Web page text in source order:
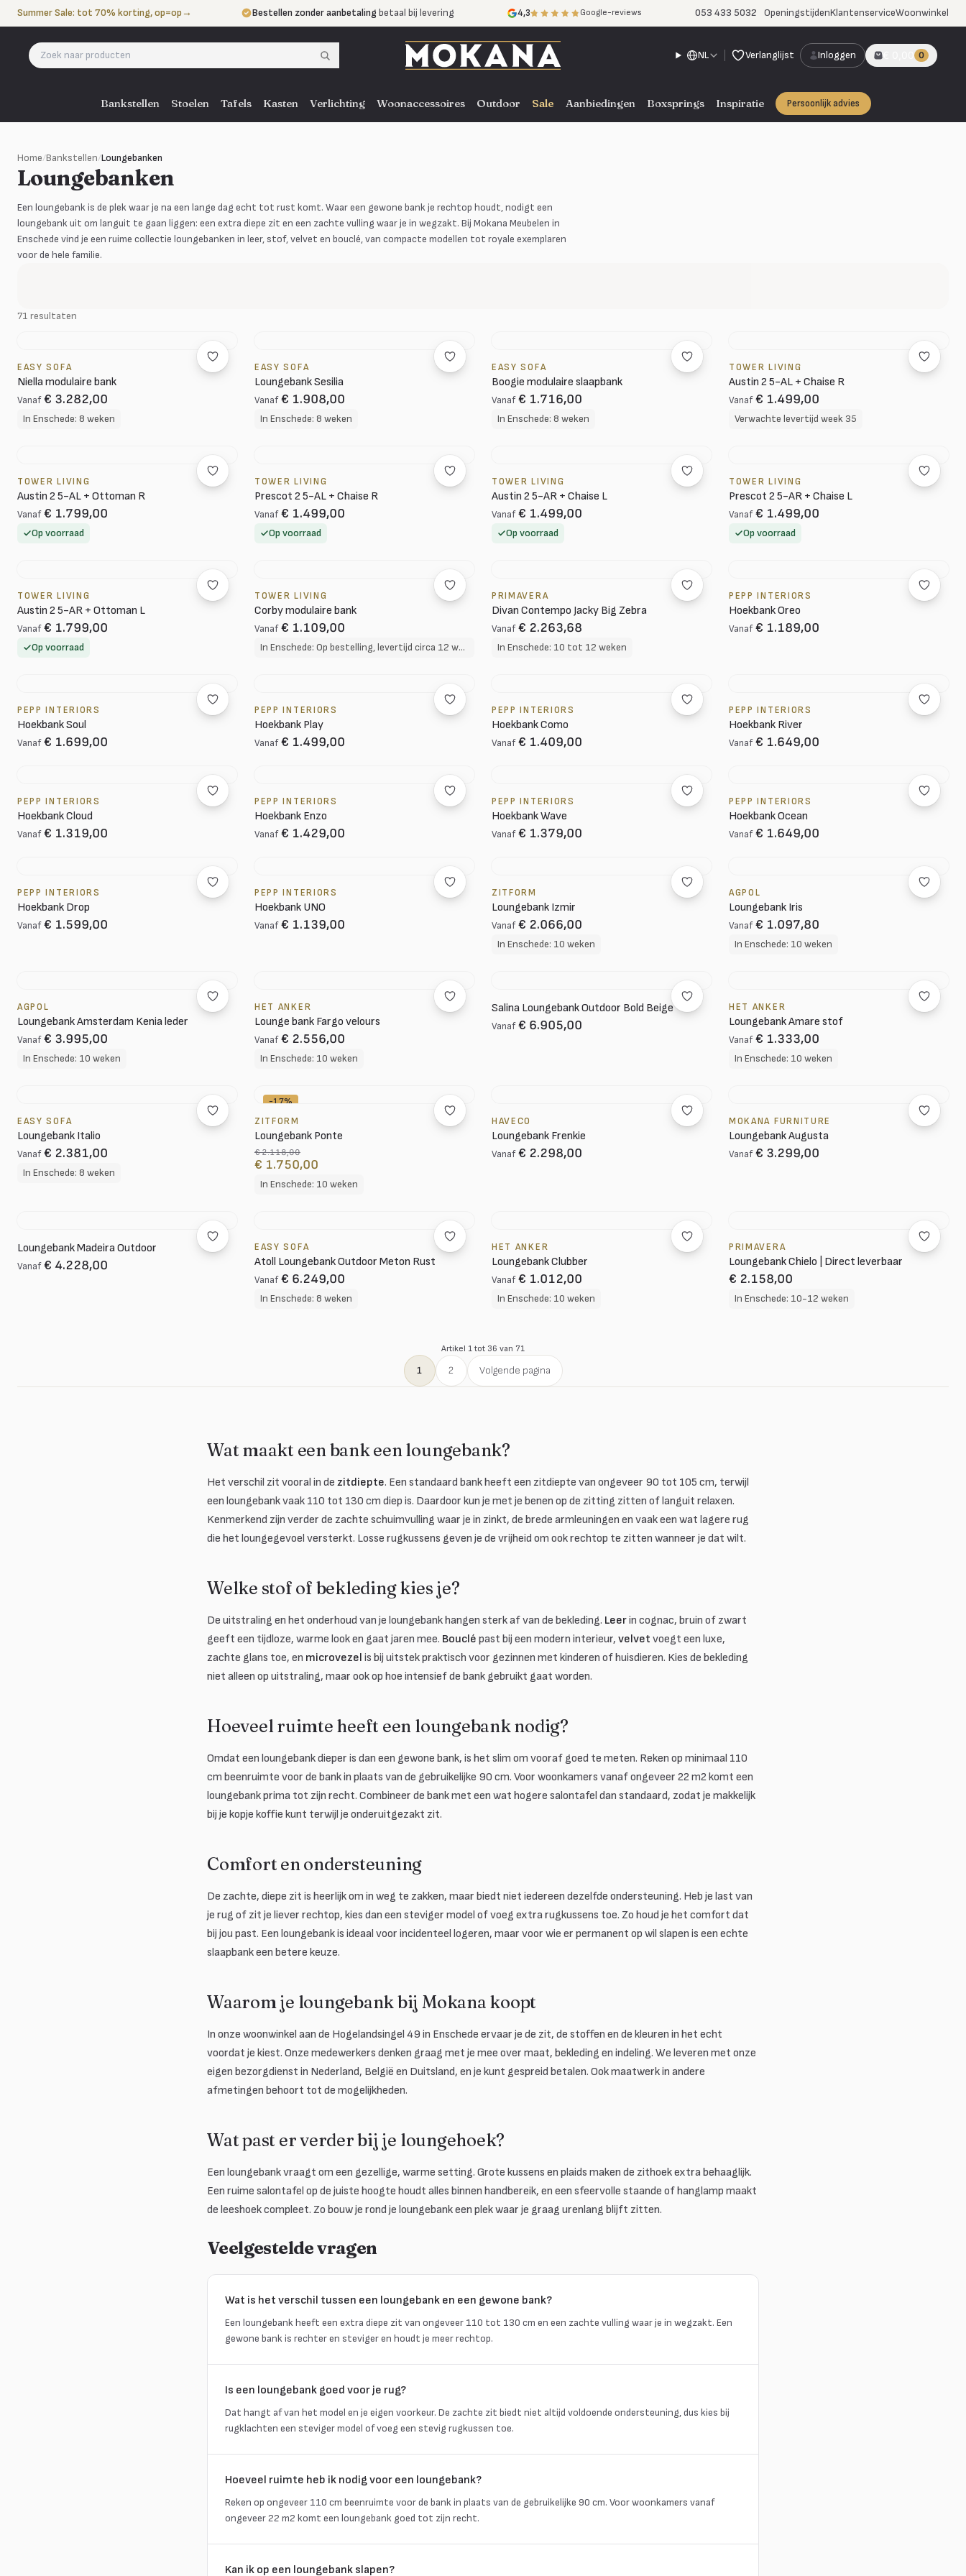
Naar de inhoud
Summer Sale: tot 70% korting, op=op→ Bestellen zonder aanbetaling betaal bij levering
Eigen bezorgdienst door heel NL, BE en DE
4,3 Google-reviews 053 433 5032 OpeningstijdenKlantenserviceWoonwinkel
NL Verlanglijst Inloggen € 0,00 0
Bankstellen Stoelen Tafels Kasten Verlichting Woonaccessoires Outdoor Sale Aanbiedingen Boxsprings Inspiratie Persoonlijk advies
Home/Bankstellen/Loungebanken
Loungebanken
Een loungebank is de plek waar je na een lange dag echt tot rust komt. Waar een gewone bank je rechtop houdt, nodigt een
loungebank uit om languit te gaan liggen: een extra diepe zit en een zachte vulling waar je in wegzakt. Bij Mokana Meubelen in
Enschede vind je een ruime collectie loungebanken in leer, stof, velvet en bouclé, van compacte modellen tot royale exemplaren
voor de hele familie.
71 resultaten
EASY SOFA
Niella modulaire bank
Vanaf € 3.282,00
In Enschede: 8 weken
EASY SOFA
Loungebank Sesilia
Vanaf € 1.908,00
In Enschede: 8 weken
EASY SOFA
Boogie modulaire slaapbank
Vanaf € 1.716,00
In Enschede: 8 weken
TOWER LIVING
Austin 2 5-AL + Chaise R
Vanaf € 1.499,00
Verwachte levertijd week 35
TOWER LIVING
Austin 2 5-AL + Ottoman R
Vanaf € 1.799,00
Op voorraad
TOWER LIVING
Prescot 2 5-AL + Chaise R
Vanaf € 1.499,00
Op voorraad
TOWER LIVING
Austin 2 5-AR + Chaise L
Vanaf € 1.499,00
Op voorraad
TOWER LIVING
Prescot 2 5-AR + Chaise L
Vanaf € 1.499,00
Op voorraad
TOWER LIVING
Austin 2 5-AR + Ottoman L
Vanaf € 1.799,00
Op voorraad
TOWER LIVING
Corby modulaire bank
Vanaf € 1.109,00
In Enschede: Op bestelling, levertijd circa 12 weken
PRIMAVERA
Divan Contempo Jacky Big Zebra
Vanaf € 2.263,68
In Enschede: 10 tot 12 weken
PEPP INTERIORS
Hoekbank Oreo
Vanaf € 1.189,00
PEPP INTERIORS
Hoekbank Soul
Vanaf € 1.699,00
PEPP INTERIORS
Hoekbank Play
Vanaf € 1.499,00
PEPP INTERIORS
Hoekbank Como
Vanaf € 1.409,00
PEPP INTERIORS
Hoekbank River
Vanaf € 1.649,00
PEPP INTERIORS
Hoekbank Cloud
Vanaf € 1.319,00
PEPP INTERIORS
Hoekbank Enzo
Vanaf € 1.429,00
PEPP INTERIORS
Hoekbank Wave
Vanaf € 1.379,00
PEPP INTERIORS
Hoekbank Ocean
Vanaf € 1.649,00
PEPP INTERIORS
Hoekbank Drop
Vanaf € 1.599,00
PEPP INTERIORS
Hoekbank UNO
Vanaf € 1.139,00
ZITFORM
Loungebank Izmir
Vanaf € 2.066,00
In Enschede: 10 weken
AGPOL
Loungebank Iris
Vanaf € 1.097,80
In Enschede: 10 weken
AGPOL
Loungebank Amsterdam Kenia leder
Vanaf € 3.995,00
In Enschede: 10 weken
HET ANKER
Lounge bank Fargo velours
Vanaf € 2.556,00
In Enschede: 10 weken
Salina Loungebank Outdoor Bold Beige
Vanaf € 6.905,00
HET ANKER
Loungebank Amare stof
Vanaf € 1.333,00
In Enschede: 10 weken
EASY SOFA
Loungebank Italio
Vanaf € 2.381,00
In Enschede: 8 weken
-17%
ZITFORM
Loungebank Ponte
€ 2.118,00
€ 1.750,00
In Enschede: 10 weken
HAVECO
Loungebank Frenkie
Vanaf € 2.298,00
MOKANA FURNITURE
Loungebank Augusta
Vanaf € 3.299,00
Loungebank Madeira Outdoor
Vanaf € 4.228,00
EASY SOFA
Atoll Loungebank Outdoor Meton Rust
Vanaf € 6.249,00
In Enschede: 8 weken
HET ANKER
Loungebank Clubber
Vanaf € 1.012,00
In Enschede: 10 weken
PRIMAVERA
Loungebank Chielo | Direct leverbaar
€ 2.158,00
In Enschede: 10-12 weken
Artikel 1 tot 36 van 71
1 2 Volgende pagina
Wat maakt een bank een loungebank?
Het verschil zit vooral in de zitdiepte. Een standaard bank heeft een zitdiepte van ongeveer 90 tot 105 cm, terwijl
een loungebank vaak 110 tot 130 cm diep is. Daardoor kun je met je benen op de zitting zitten of languit relaxen.
Kenmerkend zijn verder de zachte schuimvulling waar je in zinkt, de brede armleuningen en vaak een wat lagere rug
die het loungegevoel versterkt. Losse rugkussens geven je de vrijheid om ook rechtop te zitten wanneer je dat wilt.
Welke stof of bekleding kies je?
De uitstraling en het onderhoud van je loungebank hangen sterk af van de bekleding. Leerin cognac, bruin of zwart
geeft een tijdloze, warme look en gaat jaren mee. Bouclé past bij een modern interieur, velvet voegt een luxe,
zachte glans toe, en microvezel is bij uitstek praktisch voor gezinnen met kinderen of huisdieren. Kies de bekleding
niet alleen op uitstraling, maar ook op hoe intensief de bank gebruikt gaat worden.
Hoeveel ruimte heeft een loungebank nodig?
Omdat een loungebank dieper is dan een gewone bank, is het slim om vooraf goed te meten. Reken op minimaal 110
cm beenruimte voor de bank in plaats van de gebruikelijke 90 cm. Voor woonkamers vanaf ongeveer 22 m2 komt een
loungebank prima tot zijn recht. Combineer de bank met een wat hogere salontafel dan standaard, zodat je makkelijk
bij je kopje koffie kunt terwijl je onderuitgezakt zit.
Comfort en ondersteuning
De zachte, diepe zit is heerlijk om in weg te zakken, maar biedt niet iedereen dezelfde ondersteuning. Heb je last van
je rug of zit je liever rechtop, kies dan een steviger model of voeg extra rugkussens toe. Zo houd je het comfort dat
bij jou past. Een loungebank is ideaal voor incidenteel logeren, maar voor wie er permanent op wil slapen is een echte
slaapbank een betere keuze.
Waarom je loungebank bij Mokana koopt
In onze woonwinkel aan de Hogelandsingel 49 in Enschede ervaar je de zit, de stoffen en de kleuren in het echt
voordat je kiest. Onze medewerkers denken graag met je mee over maat, bekleding en indeling. We leveren met onze
eigen bezorgdienst in Nederland, België en Duitsland, en je kunt gespreid betalen. Ook maatwerk in andere
afmetingen behoort tot de mogelijkheden.
Wat past er verder bij je loungehoek?
Een loungebank vraagt om een gezellige, warme setting. Grote kussens en plaids maken de zithoek extra behaaglijk.
Een ruime salontafel op de juiste hoogte houdt alles binnen handbereik, en een sfeervolle staande of hanglamp maakt
de leeshoek compleet. Zo bouw je rond je loungebank een plek waar je graag urenlang blijft zitten.
Veelgestelde vragen
Wat is het verschil tussen een loungebank en een gewone bank?
Een loungebank heeft een extra diepe zit van ongeveer 110 tot 130 cm en een zachte vulling waar je in wegzakt. Een
gewone bank is rechter en steviger en houdt je meer rechtop.
Is een loungebank goed voor je rug?
Dat hangt af van het model en je eigen voorkeur. De zachte zit biedt niet altijd voldoende ondersteuning, dus kies bij
rugklachten een steviger model of voeg een stevig rugkussen toe.
Hoeveel ruimte heb ik nodig voor een loungebank?
Reken op ongeveer 110 cm beenruimte voor de bank in plaats van de gebruikelijke 90 cm. Voor woonkamers vanaf
ongeveer 22 m2 komt een loungebank goed tot zijn recht.
Kan ik op een loungebank slapen?